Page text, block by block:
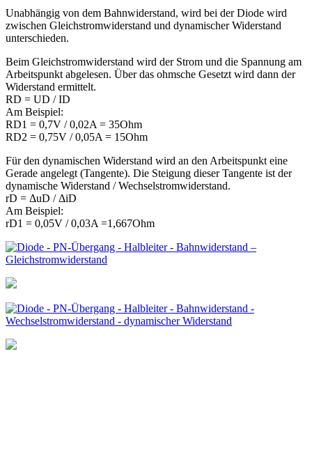
Unabhängig von dem Bahnwiderstand, wird bei der Diode wird
zwischen Gleichstromwiderstand und dynamischer Widerstand
unterschieden.
Beim Gleichstromwiderstand wird der Strom und die Spannung am
Arbeitspunkt abgelesen. Über das ohmsche Gesetzt wird dann der
Widerstand ermittelt.
RD = UD / ID
Am Beispiel:
RD1 = 0,7V / 0,02A = 35Ohm
RD2 = 0,75V / 0,05A = 15Ohm
Für den dynamischen Widerstand wird an den Arbeitspunkt eine
Gerade angelegt (Tangente). Die Steigung dieser Tangente ist der
dynamische Widerstand / Wechselstromwiderstand.
rD = ΔuD / ΔiD
Am Beispiel:
rD1 = 0,05V / 0,03A =1,667Ohm